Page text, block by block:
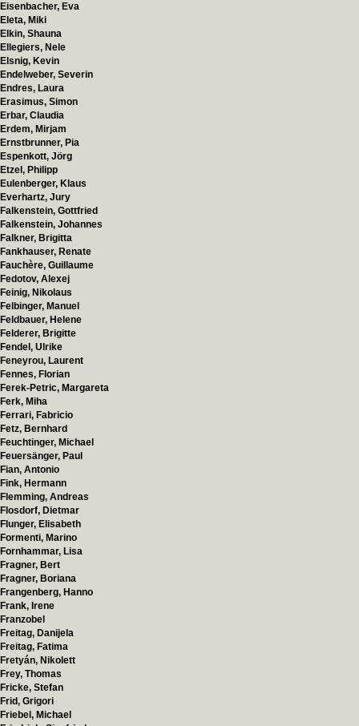
Eisenbacher, Eva
Eleta, Miki
Elkin, Shauna
Ellegiers, Nele
Elsnig, Kevin
Endelweber, Severin
Endres, Laura
Erasimus, Simon
Erbar, Claudia
Erdem, Mirjam
Ernstbrunner, Pia
Espenkott, Jörg
Etzel, Philipp
Eulenberger, Klaus
Everhartz, Jury
Falkenstein, Gottfried
Falkenstein, Johannes
Falkner, Brigitta
Fankhauser, Renate
Fauchère, Guillaume
Fedotov, Alexej
Feinig, Nikolaus
Felbinger, Manuel
Feldbauer, Helene
Felderer, Brigitte
Fendel, Ulrike
Feneyrou, Laurent
Fennes, Florian
Ferek-Petric, Margareta
Ferk, Miha
Ferrari, Fabricio
Fetz, Bernhard
Feuchtinger, Michael
Feuersänger, Paul
Fian, Antonio
Fink, Hermann
Flemming, Andreas
Flosdorf, Dietmar
Flunger, Elisabeth
Formenti, Marino
Fornhammar, Lisa
Fragner, Bert
Fragner, Boriana
Frangenberg, Hanno
Frank, Irene
Franzobel
Freitag, Danijela
Freitag, Fatima
Fretyán, Nikolett
Frey, Thomas
Fricke, Stefan
Frid, Grigori
Friebel, Michael